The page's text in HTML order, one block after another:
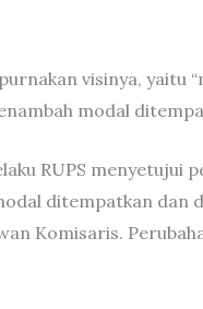
visinya, yaitu
modal
RUPS
ditempatkan
Komisaris.